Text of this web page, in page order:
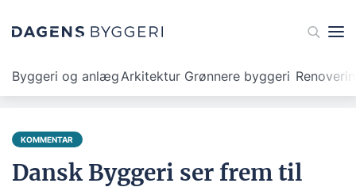
Byggeri og anlægArkitektur Grønnere byggeri
KOMMENTAR
Dansk Byggeri ser frem til